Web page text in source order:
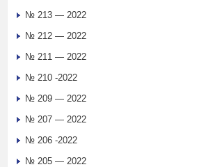
№ 213 — 2022
№ 212 — 2022
№ 211 — 2022
№ 210 -2022
№ 209 — 2022
№ 207 — 2022
№ 206 -2022
№ 205 — 2022